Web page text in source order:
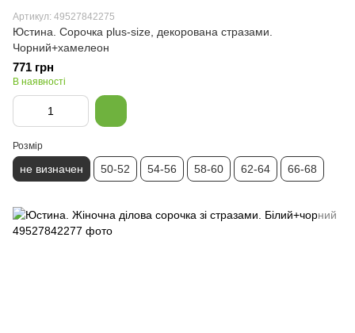
Артикул: 49527842275
Юстина. Сорочка plus-size, декорована стразами.
Чорний+хамелеон
771 грн
В наявності
Розмір
не визначен 50-52 54-56 58-60 62-64 66-68